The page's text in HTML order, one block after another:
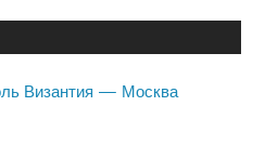
Византия — Москва